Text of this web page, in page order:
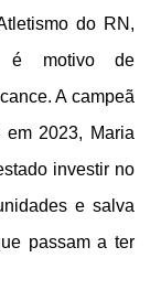
do RN,
é motivo de
A campeã
2023, Maria
investir no
e salva
passam a ter